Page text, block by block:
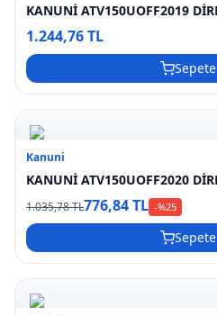
KANUNİ ATV150UOFF2019
1.244,76 TL
Kanuni
KANUNİ ATV150UOFF2020
1.035,78 TL776,84 TL -%25